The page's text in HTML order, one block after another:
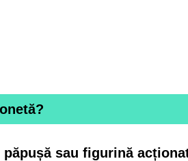
păpușă sau figurină